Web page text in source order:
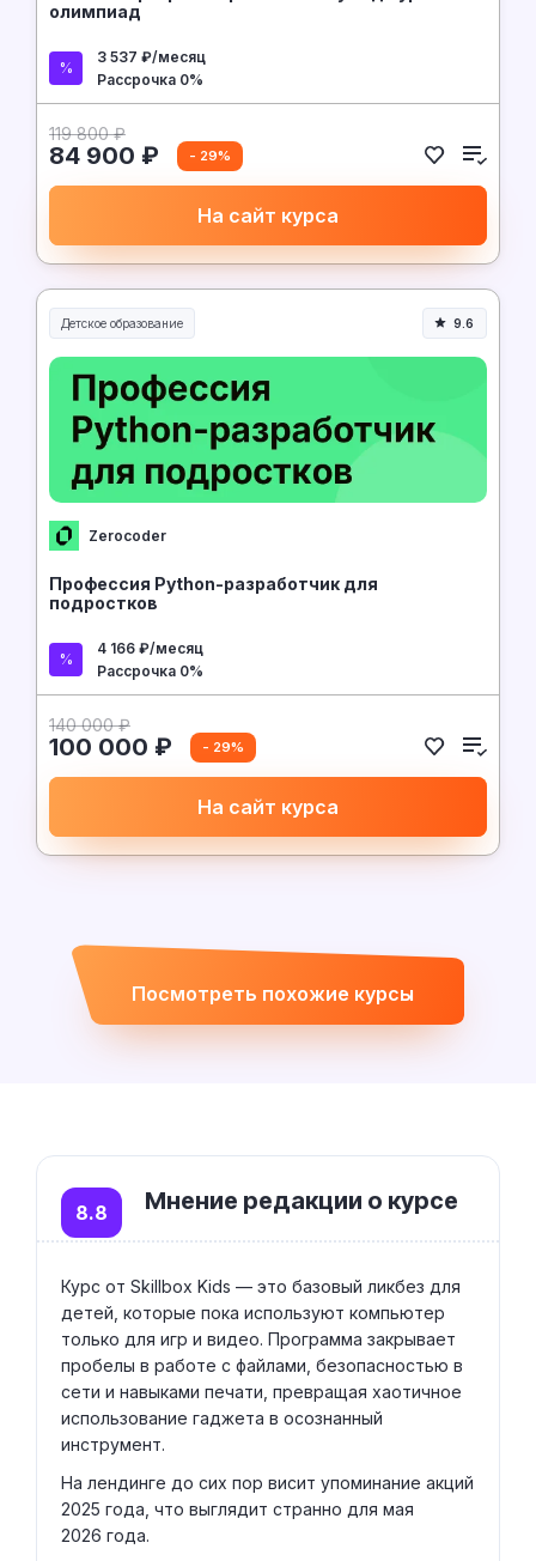
олимпиад
3 537 ₽/месяц
Рассрочка 0%
119 800 ₽
84 900 ₽ - 29%
На сайт курса
Детское образование 9.6
Zerocoder
Профессия Python-разработчик для
подростков
4 166 ₽/месяц
Рассрочка 0%
140 000 ₽
100 000 ₽ - 29%
На сайт курса
Посмотреть похожие курсы
Мнение редакции о курсе
8.8
Курс от Skillbox Kids — это базовый ликбез для
детей, которые пока используют компьютер
только для игр и видео. Программа закрывает
пробелы в работе с файлами, безопасностью в
сети и навыками печати, превращая хаотичное
использование гаджета в осознанный
инструмент.
На лендинге до сих пор висит упоминание акций
2025 года, что выглядит странно для мая
2026 года.